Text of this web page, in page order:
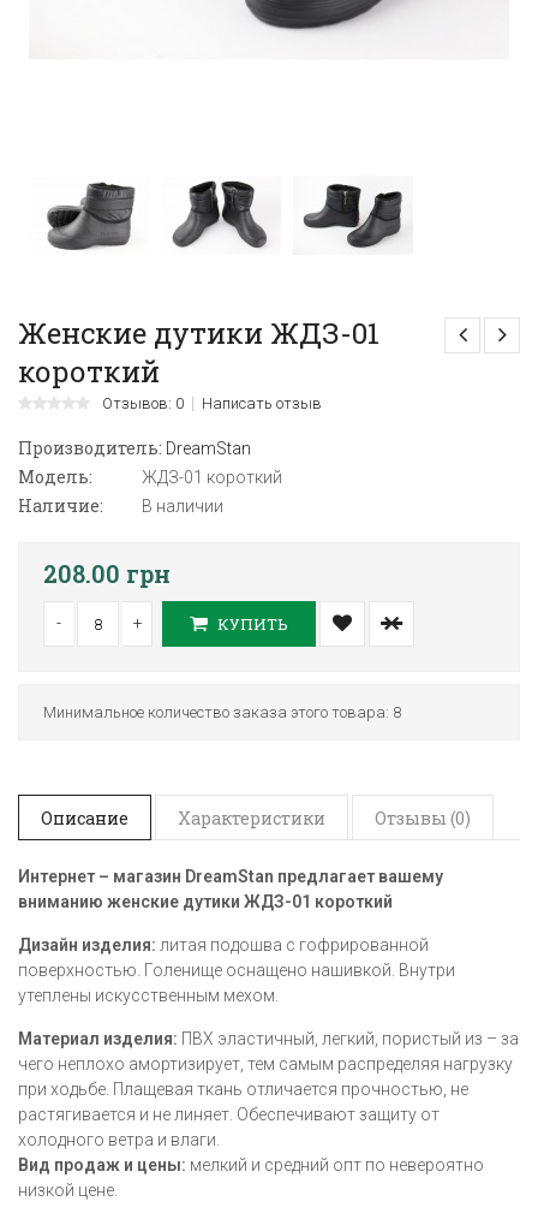
Женские дутики ЖДЗ-01
короткий
Отзывов: 0 Написать отзыв
Производитель: DreamStan
Модель: ЖДЗ-01 короткий
Наличие: В наличии
208.00 грн
- + КУПИТЬ
Минимальное количество заказа этого товара: 8
Описание Характеристики Отзывы (0)
Интернет – магазин DreamStan предлагает вашему
вниманию женские дутики ЖДЗ-01 короткий
Дизайн изделия: литая подошва с гофрированной
поверхностью. Голенище оснащено нашивкой. Внутри
утеплены искусственным мехом.
Материал изделия: ПВХ эластичный, легкий, пористый из – за
чего неплохо амортизирует, тем самым распределяя нагрузку
при ходьбе. Плащевая ткань отличается прочностью, не
растягивается и не линяет. Обеспечивают защиту от
холодного ветра и влаги.
Вид продаж и цены: мелкий и средний опт по невероятно
низкой цене.